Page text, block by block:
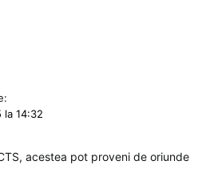
la 14:32
acestea pot proveni de oriunde